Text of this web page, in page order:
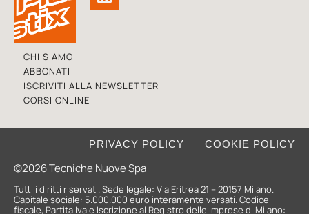
CHI SIAMO
ABBONATI
ISCRIVITI ALLA NEWSLETTER
CORSI ONLINE
©2026 Tecniche Nuove Spa
PRIVACY POLICY COOKIE POLICY
Tutti i diritti riservati. Sede legale: Via Eritrea 21 – 20157 Milano.
Capitale sociale: 5.000.000 euro interamente versati. Codice
fiscale, Partita Iva e Iscrizione al Registro delle Imprese di Milano: